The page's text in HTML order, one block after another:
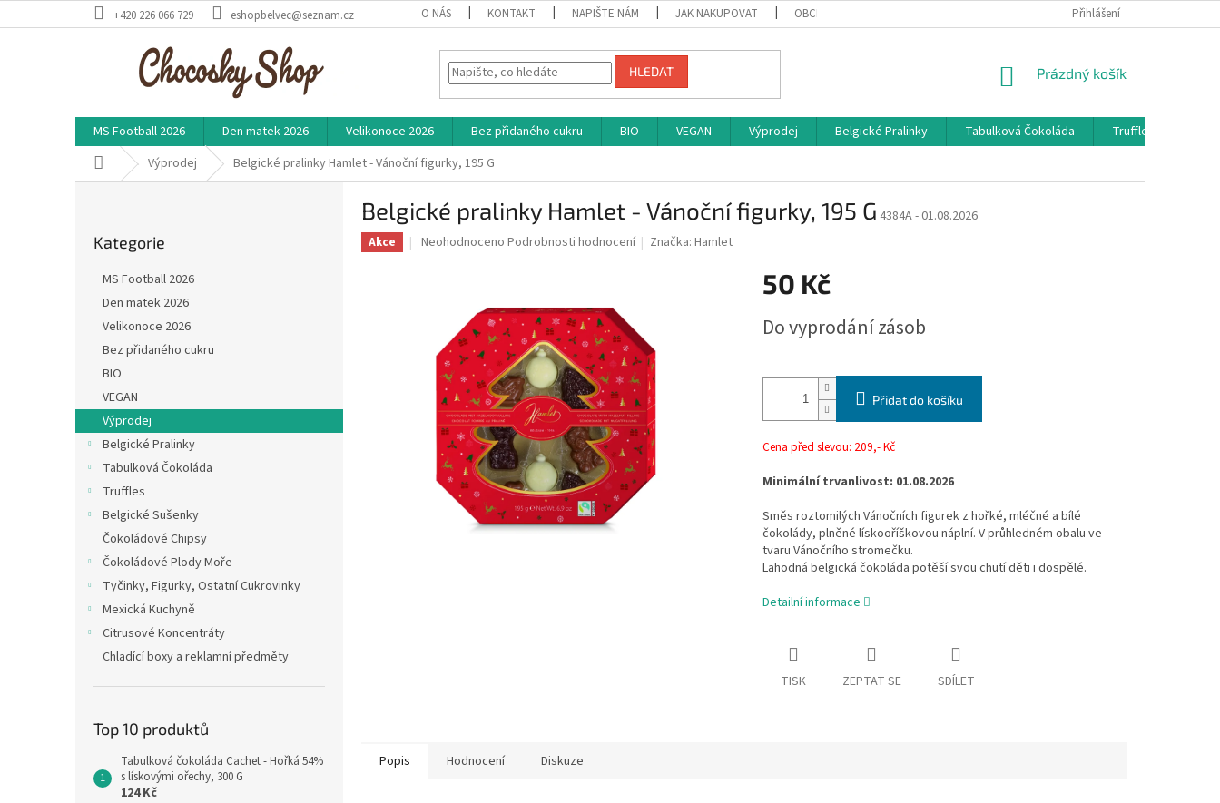
na
+420 226 066 729 eshopbelvec@seznam.cz O NÁS KONTAKT NAPIŠTE NÁM JAK NAKUPOVAT OBCHODNÍ PODMÍNKY PLATEBNÍ BRÁNA COMGATE
Přihlášení
HLEDAT
NÁKUPNÍ
Prázdný košík
MS Football 2026 Den matek 2026 Velikonoce 2026 Bez přidaného cukru BIO VEGAN Výprodej Belgické Pralinky Tabulková Čokoláda Truffles
Domů Výprodej Belgické pralinky Hamlet - Vánoční figurky, 195 G
n
e
kategorie
Kategorie
MS Football 2026
Den matek 2026
Velikonoce 2026
Bez přidaného cukru
BIO
VEGAN
Výprodej
Belgické Pralinky
Tabulková Čokoláda
Truffles
Belgické Sušenky
Čokoládové Chipsy
Čokoládové Plody Moře
Tyčinky, Figurky, Ostatní Cukrovinky
Mexická Kuchyně
Citrusové Koncentráty
Chladící boxy a reklamní předměty
Top 10 produktů
Tabulková čokoláda Cachet - Hořká 54%
s lískovými ořechy, 300 G
124 Kč
Belgické pralinky Hamlet - Vánoční figurky, 195 G 4384A - 01.08.2026
Akce
Průměrné
hvězdiček.
Neohodnoceno Podrobnosti hodnocení Značka:Hamlet
50 Kč
cena:
Do vyprodání zásob
Přidat do košíku
Cena před slevou: 209,- Kč
Minimální trvanlivost: 01.08.2026
Směs roztomilých Vánočních figurek z hořké, mléčné a bílé
čokolády, plněné lískooříškovou náplní. V průhledném obalu ve
tvaru Vánočního stromečku.
Lahodná belgická čokoláda potěší svou chutí děti i dospělé.
Detailní informace
TISK ZEPTAT SE SDÍLET
Popis Hodnocení Diskuze